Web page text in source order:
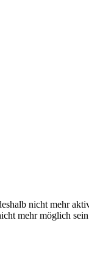
nicht mehr
mehr möglich